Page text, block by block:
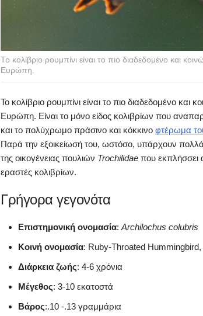
Το κολίβριο ρουμπίνι είναι το πιο διαδεδομένο και
Ευρώπη.
Το κολίβριο ρουμπίνι είναι το πιο διαδεδομένο και
Ευρώπη. Είναι το μόνο είδος κολιβρίων που
και το πολύχρωμο πράσινο και κόκκινο φτέρωμα
Παρά την εξοικείωσή του, ωστόσο, υπάρχουν πολλά
της οικογένειας πουλιών Trochilidae που εκπλήσσει
εραστές κολιβρίων.
Γρήγορα γεγονότα
Επιστημονική ονομασία:Archilochus colubris
Κοινή ονομασία: Ruby-Throated
Διάρκεια ζωής: 4-6 χρόνια
Μέγεθος: 3-10 εκατοστά
Βάρος:.10 -.13 γραμμάρια